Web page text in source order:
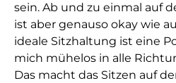
sein. Ab und zu einmal auf
ist aber genauso okay wie
ideale Sitzhaltung ist eine
mich mühelos in alle
Das macht das Sitzen auf